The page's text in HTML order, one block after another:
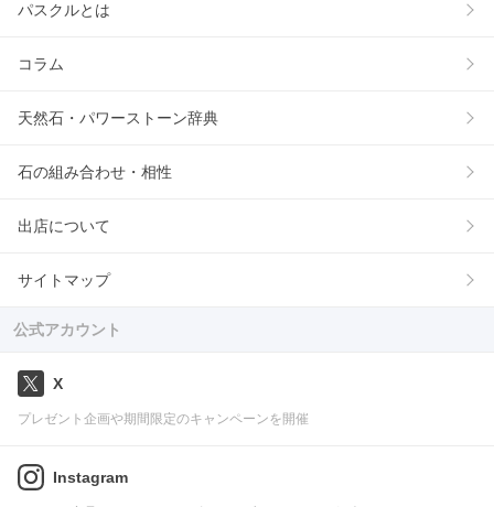
パスクルとは
コラム
天然石・パワーストーン辞典
石の組み合わせ・相性
出店について
サイトマップ
公式アカウント
X
プレゼント企画や期間限定のキャンペーンを開催
Instagram